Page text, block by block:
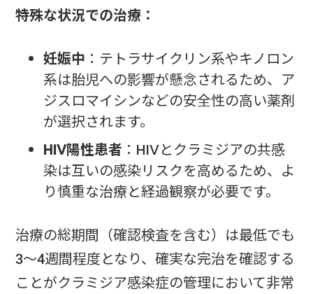
特殊な状況での治療：
妊娠中 ：テトラサイクリン系やキノロン
系は胎児への影響が懸念されるため、ア
ジスロマイシンなどの安全性の高い薬剤
が選択されます。
HIV陽性患者 ：HIVとクラミジアの共感
染は互いの感染リスクを高めるため、よ
り慎重な治療と経過観察が必要です。
治療の総期間（確認検査を含む）は最低でも
3〜4週間程度となり、確実な完治を確認する
ことがクラミジア感染症の管理において非常